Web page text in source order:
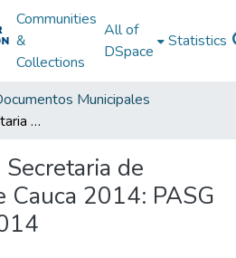
Communities
&
Collections
All of
DSpace
Statistics
Municipales
Plan de Acción Secretaria de Gobierno Sucre Cauca 2014: PASG Sucre Cauca 2014
de
Cauca 2014: PASG